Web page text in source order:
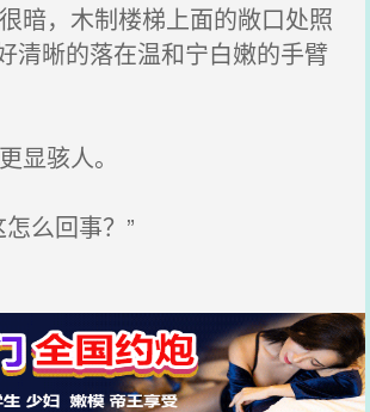
暗，木制楼梯上面的敞口处照
清晰的落在温和宁白嫩的手臂
显骇人。
么回事？”